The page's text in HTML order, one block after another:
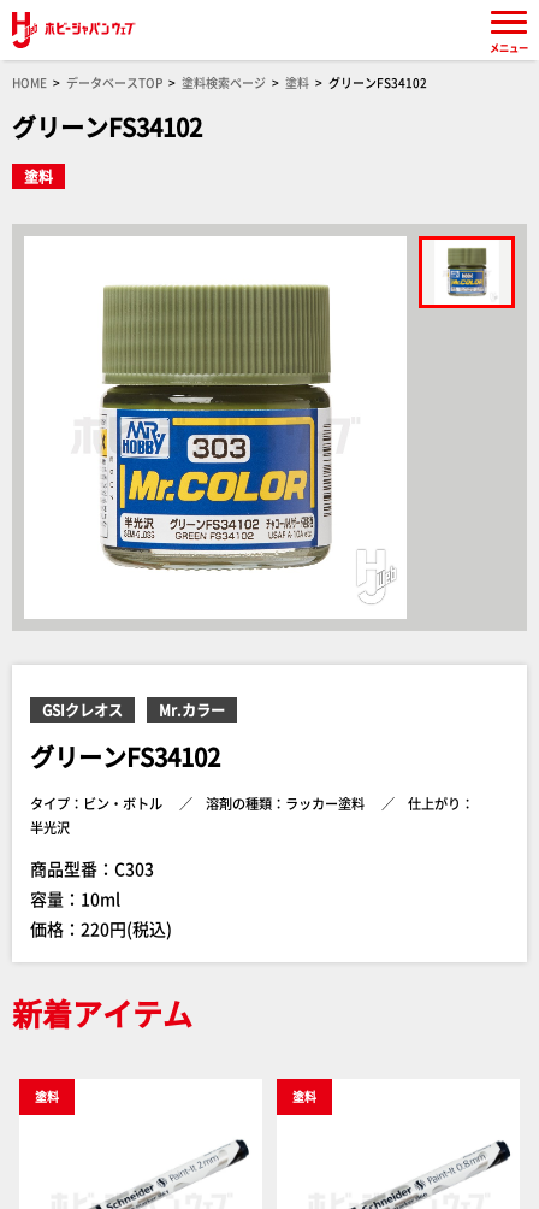
HOME データベースTOP 塗料検索ページ 塗料 グリーンFS34102
グリーンFS34102
塗料
GSIクレオス Mr.カラー
グリーンFS34102
タイプ：ビン・ボトル 溶剤の種類：ラッカー塗料
仕上がり：
半光沢
商品型番：C303
容量：10ml
価格：220円(税込)
新着アイテム
塗料 塗料
メニュー